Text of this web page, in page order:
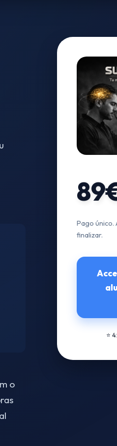
o
Pago único.
finalizar.
⭐